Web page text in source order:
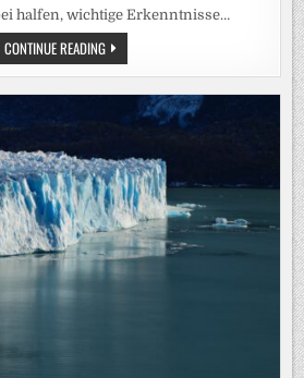
halfen, wichtige Erkenntnisse…
CONTINUE READING100
TAGE
ISOLATION:
PROJEKT
SOLIS100